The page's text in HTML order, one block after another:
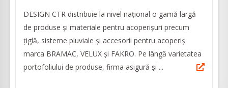
DESIGN CTR distribuie la nivel național o gamă largă
de produse și materiale pentru acoperișuri precum
țiglă, sisteme pluviale și accesorii pentru acoperiș
marca BRAMAC, VELUX și FAKRO. Pe lângă varietatea
portofoliului de produse, firma asigură și ...